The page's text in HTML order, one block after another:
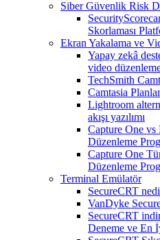
Siber Güvenlik Risk
Skorlaması
Ekran Yakalama ve
Yapay zekâ
video
TechSmith
Camtasia
Lightroom
akışı yazılımı
Capture One
Düzenleme
Capture One
Düzenleme
Terminal Emülatör
SecureCRT
VanDyke
SecureCRT
Deneme ve En